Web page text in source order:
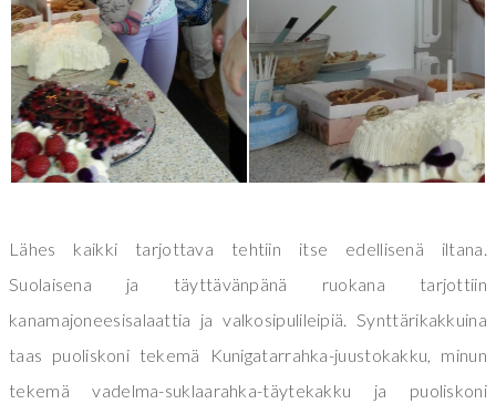
Lähes kaikki tarjottava tehtiin itse edellisenä iltana.
Suolaisena ja täyttävänpänä ruokana tarjottiin
kanamajoneesisalaattia ja valkosipulileipiä. Synttärikakkuina
taas puoliskoni tekemä Kunigatarrahka-juustokakku, minun
tekemä vadelma-suklaarahka-täytekakku ja puoliskoni